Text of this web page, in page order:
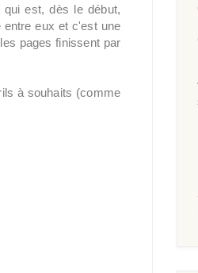
est, dès le début,
eux et c'est une
pages finissent par
à souhaits (comme